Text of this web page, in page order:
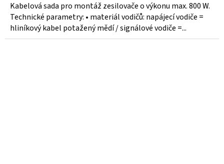
Kabelová sada pro montáž zesilovače o výkonu max. 800 W.
Technické parametry: • materiál vodičů: napájecí vodiče =
hliníkový kabel potažený mědí / signálové vodiče =...